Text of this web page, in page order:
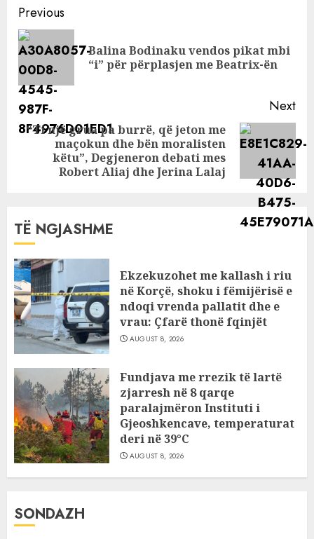
Continue
Reading
Previous
Balina Bodinaku vendos pikat mbi
“i” për përplasjen me Beatrix-ën
Next
“Ti një grua pa burrë, që jeton me
maçokun dhe bën moralisten
këtu”, Degjeneron debati mes
Robert Aliaj dhe Jerina Lalaj
TË NGJASHME
Ekzekuzohet me kallash i riu
në Korçë, shoku i fëmijërisë e
ndoqi vrenda pallatit dhe e
vrau: Çfarë thonë fqinjët
AUGUST 8, 2026
Fundjava me rrezik të lartë
zjarresh në 8 qarqe
paralajmëron Instituti i
Gjeoshkencave, temperaturat
deri në 39°C
AUGUST 8, 2026
SONDAZH